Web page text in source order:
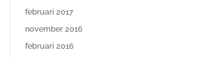
februari 2017
november 2016
februari 2016